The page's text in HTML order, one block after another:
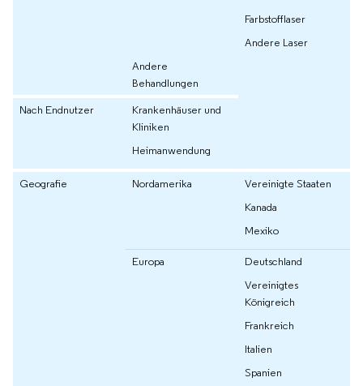
Farbstofflaser
Andere Laser
Andere
Behandlungen
Nach Endnutzer
Krankenhäuser und
Kliniken
Heimanwendung
Geografie Nordamerika
Vereinigte Staaten
Kanada
Mexiko
Europa
Deutschland
Vereinigtes
Königreich
Frankreich
Italien
Spanien